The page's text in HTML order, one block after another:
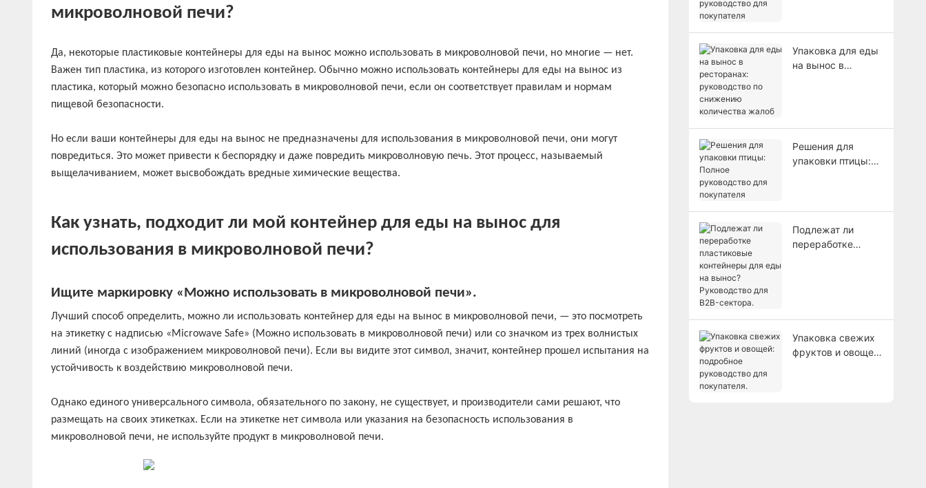
микроволновой печи?
Да, некоторые пластиковые контейнеры для еды на вынос можно использовать в микроволновой печи, но многие — нет.
Важен тип пластика, из которого изготовлен контейнер. Обычно можно использовать контейнеры для еды на вынос из
пластика, который можно безопасно использовать в микроволновой печи, если он соответствует правилам и нормам
пищевой безопасности.
Но если ваши контейнеры для еды на вынос не предназначены для использования в микроволновой печи, они могут
повредиться. Это может привести к беспорядку и даже повредить микроволновую печь. Этот процесс, называемый
выщелачиванием, может высвобождать вредные химические вещества.
Как узнать, подходит ли мой контейнер для еды на вынос для
использования в микроволновой печи?
Ищите маркировку «Можно использовать в микроволновой печи».
Лучший способ определить, можно ли использовать контейнер для еды на вынос в микроволновой печи, — это посмотреть
на этикетку с надписью «Microwave Safe» (Можно использовать в микроволновой печи) или со значком из трех волнистых
линий (иногда с изображением микроволновой печи). Если вы видите этот символ, значит, контейнер прошел испытания на
устойчивость к воздействию микроволновой печи.
Однако единого универсального символа, обязательного по закону, не существует, и производители сами решают, что
размещать на своих этикетках. Если на этикетке нет символа или указания на безопасность использования в
микроволновой печи, не используйте продукт в микроволновой печи.
покупателя
Упаковка для еды
на вынос в
Решения для
упаковки птицы:
Подлежат ли
переработке
Упаковка свежих
фруктов и овощей: